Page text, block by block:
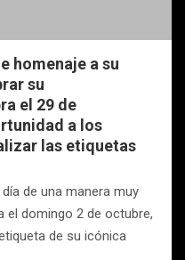
homenaje a su
su
el 29 de
a los
las etiquetas
de una manera muy
el domingo 2 de octubre,
de su icónica